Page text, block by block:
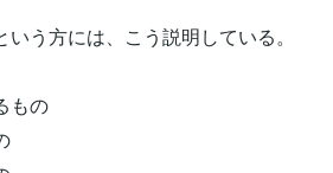
う方には、こう説明している。
もの